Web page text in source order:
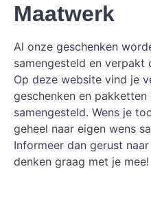
Maatwerk
Al onze geschenken
samengesteld en verpakt
Op deze website vind je
geschenken en
samengesteld. Wens je
geheel naar eigen wens
Informeer dan gerust
denken graag met je mee!